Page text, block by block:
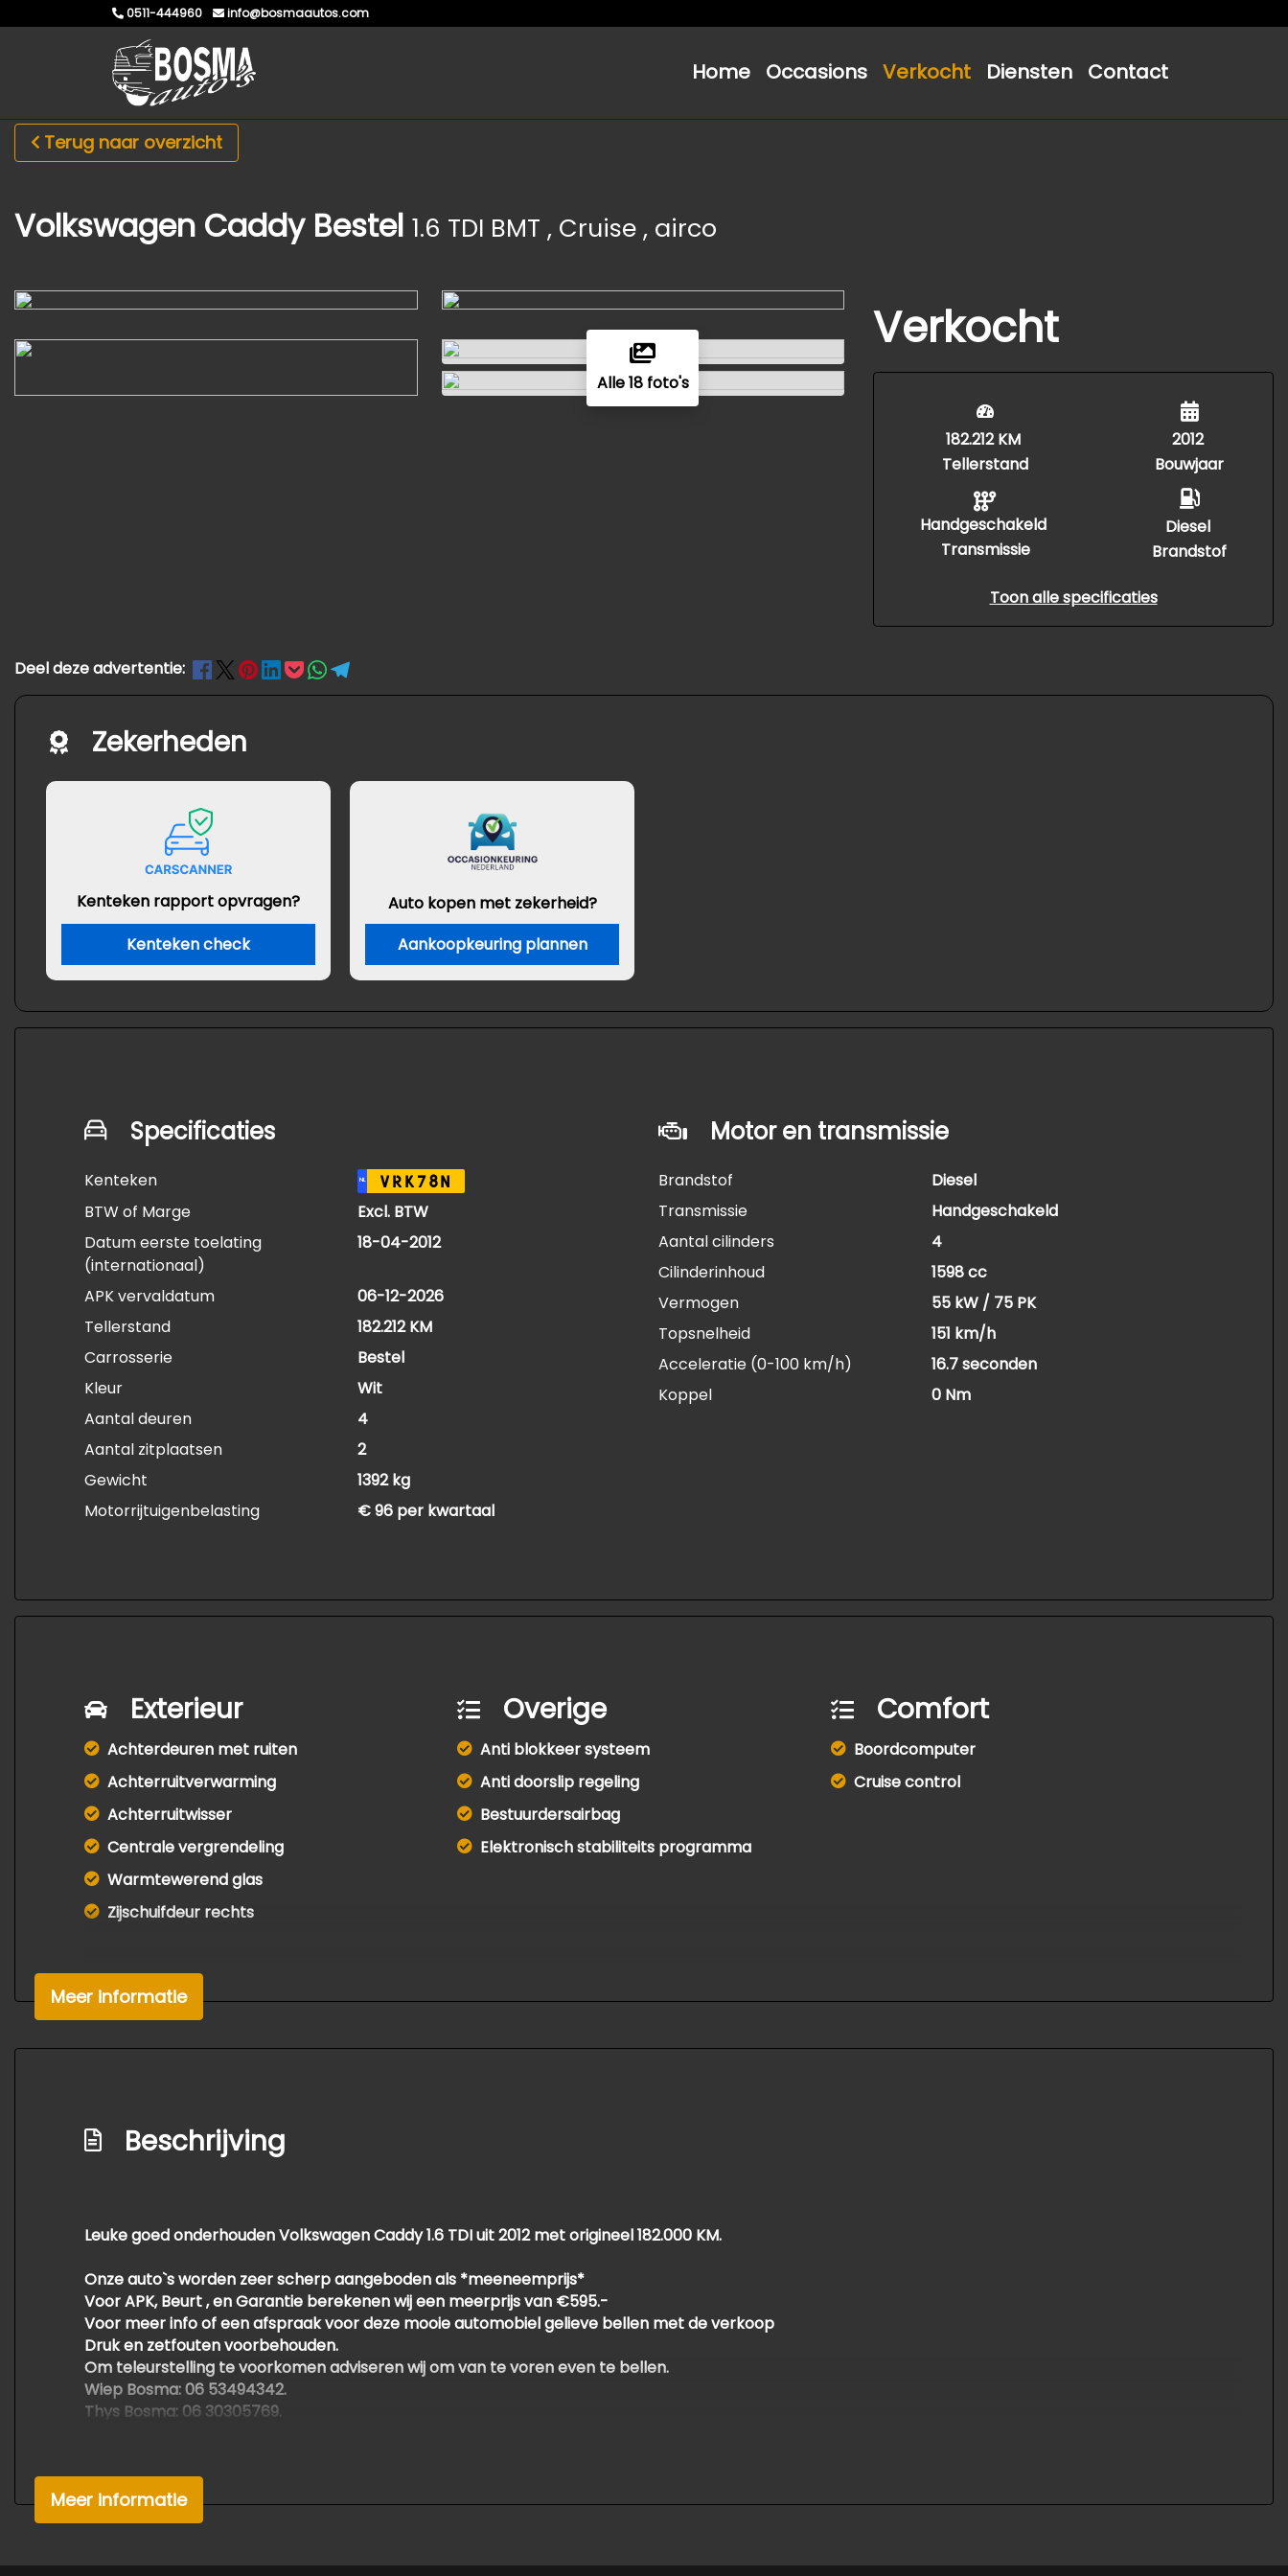
0511-444960 info@bosmaautos.com
Home Occasions Verkocht Diensten Contact
Terug naar overzicht
Volkswagen Caddy Bestel 1.6 TDI BMT , Cruise , airco
Alle 18 foto's
Verkocht
182.212 KM
Tellerstand
Handgeschakeld
Transmissie
2012
Bouwjaar
Diesel
Brandstof
Toon alle specificaties
Deel deze advertentie:
Zekerheden
Kenteken rapport opvragen?
Kenteken check
Auto kopen met zekerheid?
Aankoopkeuring plannen
Specificaties
Kenteken NL VRK78N
BTW of Marge
Excl. BTW
Datum eerste toelating
(internationaal)
18-04-2012
APK vervaldatum
06-12-2026
Tellerstand
182.212 KM
Carrosserie
Bestel
Kleur
Wit
Aantal deuren
4
Aantal zitplaatsen
2
Gewicht
1392 kg
Motorrijtuigenbelasting
€ 96 per kwartaal
Motor en transmissie
Brandstof
Diesel
Transmissie
Handgeschakeld
Aantal cilinders
4
Cilinderinhoud
1598 cc
Vermogen
55 kW / 75 PK
Topsnelheid
151 km/h
Acceleratie (0-100 km/h)
16.7 seconden
Koppel
0 Nm
Exterieur
Achterdeuren met ruiten
Achterruitverwarming
Achterruitwisser
Centrale vergrendeling
Warmtewerend glas
Zijschuifdeur rechts
Overige
Anti blokkeer systeem
Anti doorslip regeling
Bestuurdersairbag
Elektronisch stabiliteits programma
Comfort
Boordcomputer
Cruise control
Meer informatie
Beschrijving
Leuke goed onderhouden Volkswagen Caddy 1.6 TDI uit 2012 met origineel 182.000 KM.
Onze auto`s worden zeer scherp aangeboden als *meeneemprijs*
Voor APK, Beurt , en Garantie berekenen wij een meerprijs van €595.-
Voor meer info of een afspraak voor deze mooie automobiel gelieve bellen met de verkoop
Druk en zetfouten voorbehouden.
Om teleurstelling te voorkomen adviseren wij om van te voren even te bellen.
Wiep Bosma: 06 53494342.
Thys Bosma: 06 30305769.
Bosma auto's
Foarwei 21
9298 JA Kollumerzwaag
Meer informatie